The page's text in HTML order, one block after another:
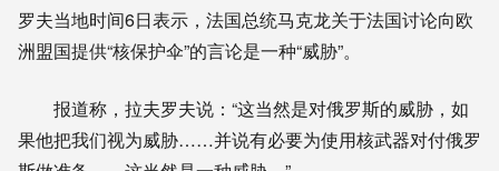
罗夫当地时间6日表示，法国总统马克龙关于法国讨论向欧
洲盟国提供“核保护伞”的言论是一种“威胁”。
报道称，拉夫罗夫说：“这当然是对俄罗斯的威胁，如
果他把我们视为威胁……并说有必要为使用核武器对付俄罗